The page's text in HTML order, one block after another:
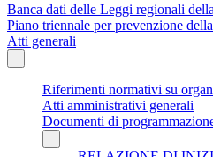
Banca dati delle Leggi regionali
Piano triennale per prevenzione
Atti generali
Riferimenti normativi su
Atti amministrativi generali
Documenti di